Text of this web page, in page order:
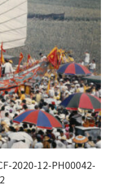
2020-12-PH00042-